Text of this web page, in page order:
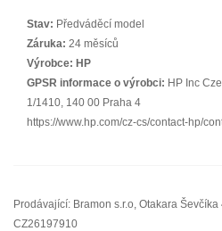
Stav: Předváděcí model
Záruka: 24 měsíců
Výrobce: HP
GPSR informace o výrobci: HP Inc
1/1410, 140 00 Praha 4
https://www.hp.com/cz-cs/contact-hp/
Prodávající: Bramon s.r.o, Otakara
CZ26197910